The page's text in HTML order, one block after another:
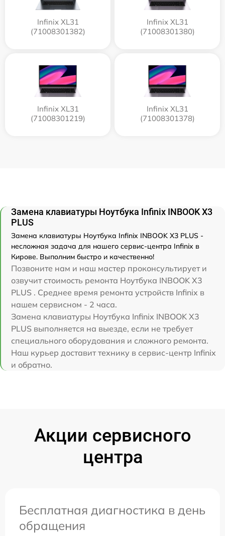
Infinix XL31
(71008301382)
Infinix XL31
(71008301380)
Infinix XL31
(71008301219)
Infinix XL31
(71008301378)
Замена клавиатуры Ноутбука Infinix INBOOK X3
PLUS
Замена клавиатуры Ноутбука Infinix INBOOK X3 PLUS -
несложная задача для нашего сервис-центра Infinix в
Кирове. Выполним быстро и качественно!
Позвоните нам и наш мастер проконсультирует и
озвучит стоимость ремонта Ноутбука INBOOK X3
PLUS . Среднее время ремонта устройств Infinix в
нашем сервисном - 2 часа.
Замена клавиатуры Ноутбука Infinix INBOOK X3
PLUS выполняется на выезде, если не требует
специального оборудования и сложного ремонта.
Наш курьер доставит технику в сервис-центр Infinix
и обратно.
Акции сервисного
центра
Бесплатная диагностика в день
обращения